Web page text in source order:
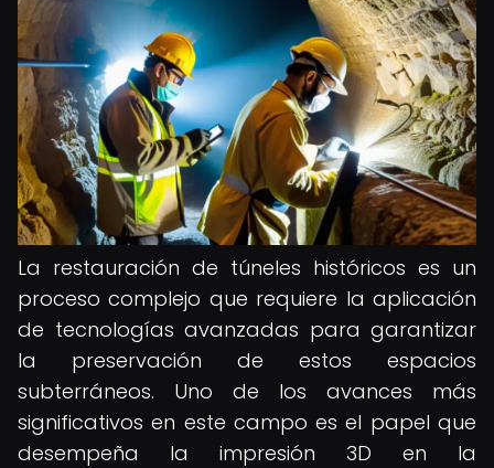
La restauración de túneles históricos es un
proceso complejo que requiere la aplicación
de tecnologías avanzadas para garantizar
la preservación de estos espacios
subterráneos. Uno de los avances más
significativos en este campo es el papel que
desempeña la impresión 3D en la